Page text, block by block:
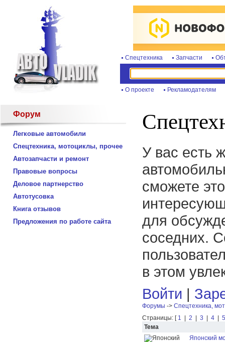
Спецтехника Запчасти
О проекте Рекламодателям
Форум
Легковые автомобили
Спецтехника, мотоциклы, прочее
Автозапчасти и ремонт
Правовые вопросы
Деловое партнерство
Автотусовка
Книга отзывов
Предложения по работе сайта
У вас есть
сможете
для
соседних.
в этом
Войти |
Форумы -> Спецтехника,
Страницы: [ 1 2 3 4
5
Тема
Японский